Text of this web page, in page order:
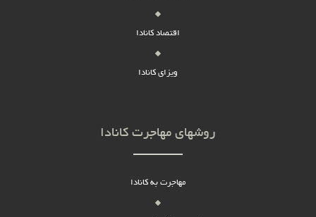
اقتصاد کانادا
ویزای کانادا
روشهای مهاجرت کانادا
مهاجرت به کانادا